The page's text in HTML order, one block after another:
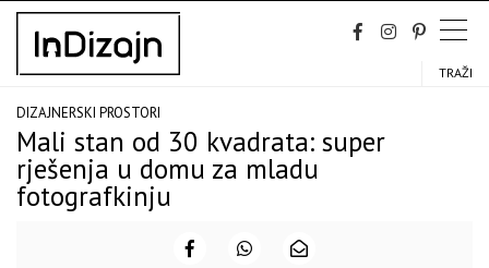
Skip
content
TRAŽI
DIZAJNERSKI PROSTORI
Mali stan od 30 kvadrata: super
rješenja u domu za mladu
fotografkinju